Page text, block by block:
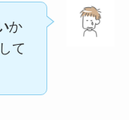
か
て